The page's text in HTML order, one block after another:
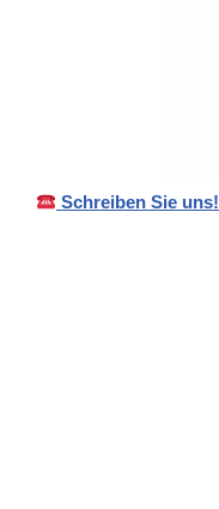
Schreiben Sie uns!